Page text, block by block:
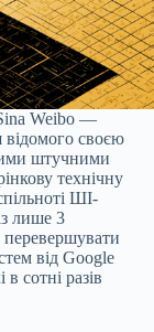
Weibo —
відомого своєю
штучними
технічну
ШІ-
лише 3
перевершувати
від Google
сотні разів